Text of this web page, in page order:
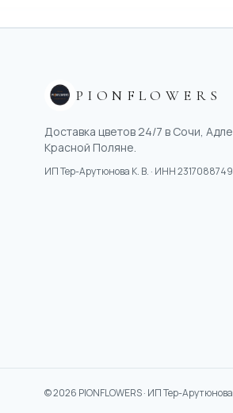
PIONFLOWERS
Доставка цветов 24/7 в Сочи,
Красной Поляне.
ИП Тер-Арутюнова К. В. · ИНН
©2026 PIONFLOWERS · ИП Тер-Арутюнова